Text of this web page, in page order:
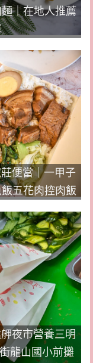
｜在地人推薦
便當｜一甲子
五花肉控肉飯
夜市營養三明
龍山國小前攤